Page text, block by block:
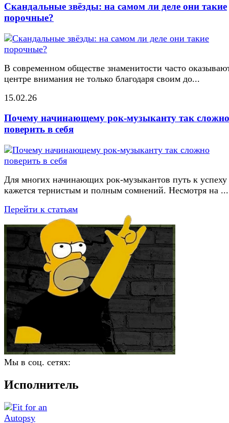
Скандальные звёзды: на самом ли деле они такие
порочные?
В современном обществе знаменитости часто
центре внимания не только благодаря своим до...
15.02.26
Почему начинающему рок-музыканту так сложно
поверить в себя
Для многих начинающих рок-музыкантов путь к успеху
кажется тернистым и полным сомнений. Несмотря на ...
Перейти к статьям
Мы в соц. сетях:
Исполнитель